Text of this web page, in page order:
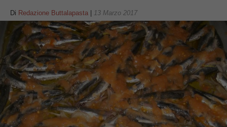
Di Redazione Buttalapasta 13 Marzo 2017